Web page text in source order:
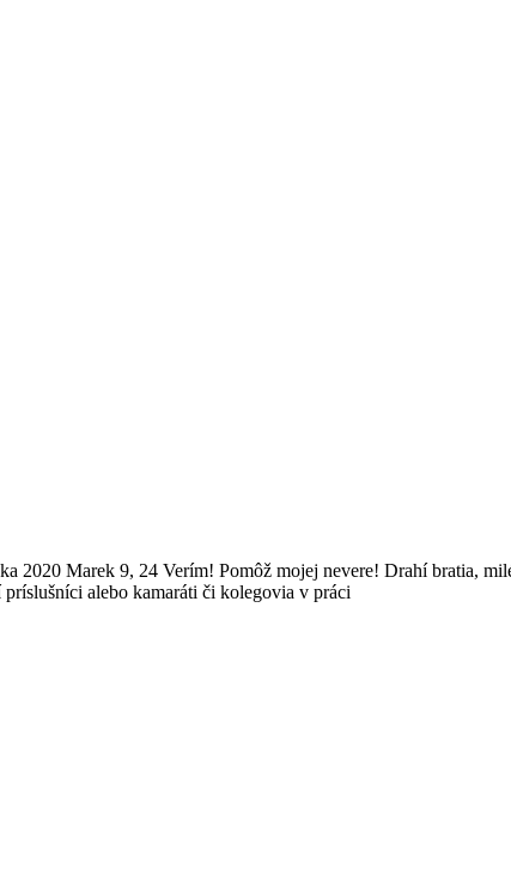
Marek 9, 24 Verím! Pomôž mojej nevere! Drahí bratia,
alebo kamaráti či kolegovia v práci